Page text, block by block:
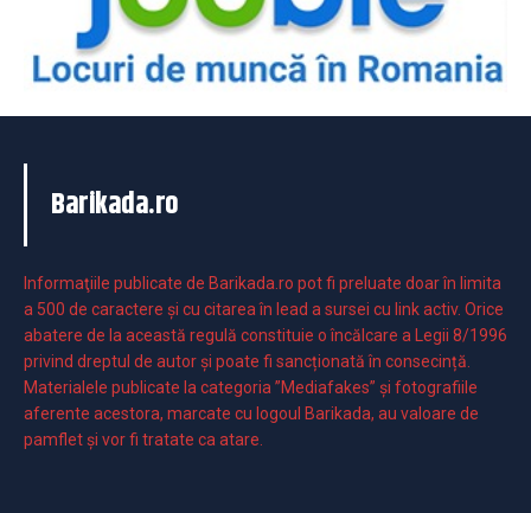
Barikada.ro
Informaţiile publicate de Barikada.ro pot fi preluate doar în limita
a 500 de caractere şi cu citarea în lead a sursei cu link activ. Orice
abatere de la această regulă constituie o încălcare a Legii 8/1996
privind dreptul de autor și poate fi sancționată în consecință.
Materialele publicate la categoria ”Mediafakes” și fotografiile
aferente acestora, marcate cu logoul Barikada, au valoare de
pamflet și vor fi tratate ca atare.